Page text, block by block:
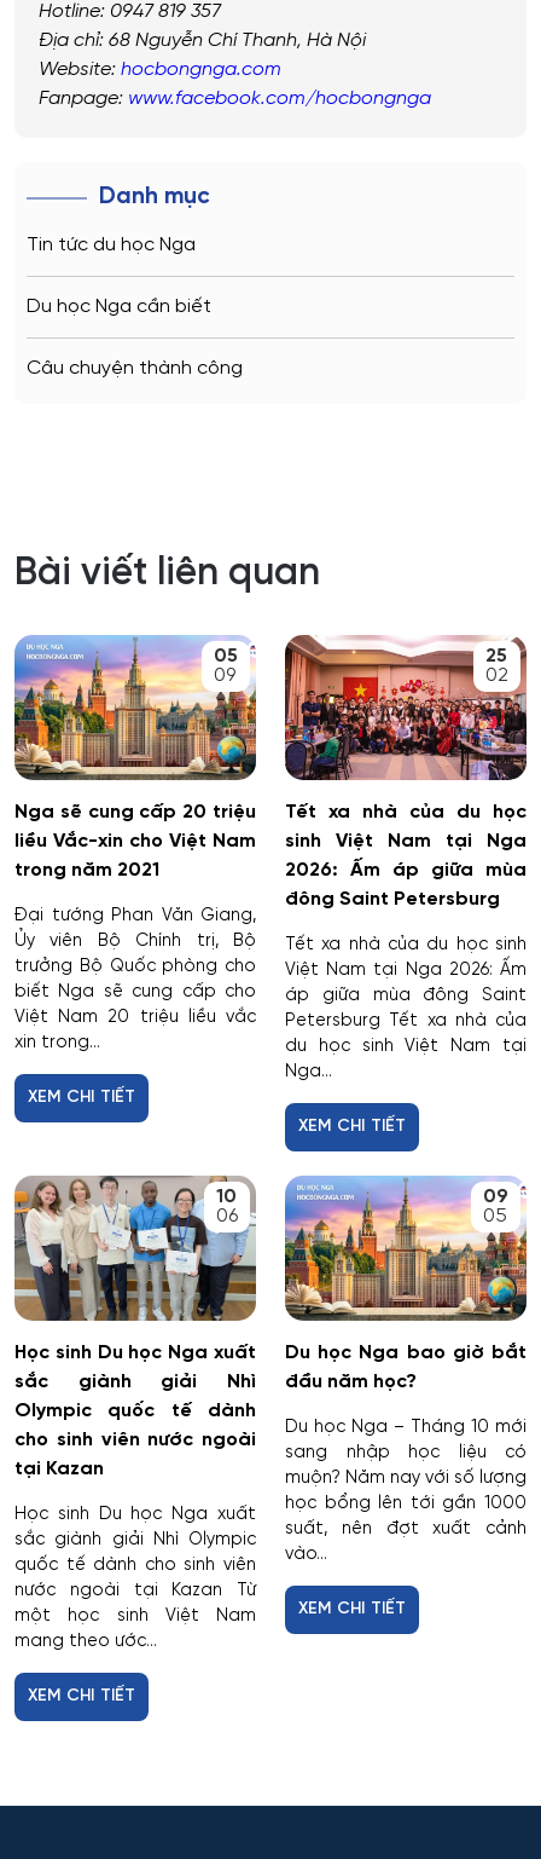
Hotline: 0947 819 357
Địa chỉ: 68 Nguyễn Chí Thanh, Hà Nội
Website: hocbongnga.com
Fanpage: www.facebook.com/hocbongnga
Danh mục
Tin tức du học Nga
Du học Nga cần biết
Câu chuyện thành công
Bài viết liên quan
05
09
Nga sẽ cung cấp 20 triệu
liều Vắc-xin cho Việt Nam
trong năm 2021
Đại tướng Phan Văn Giang,
Ủy viên Bộ Chính trị, Bộ
trưởng Bộ Quốc phòng cho
biết Nga sẽ cung cấp cho
Việt Nam 20 triệu liều vắc
xin trong...
XEM CHI TIẾT
25
02
Tết xa nhà của du học
sinh Việt Nam tại Nga
2026: Ấm áp giữa mùa
đông Saint Petersburg
Tết xa nhà của du học sinh
Việt Nam tại Nga 2026: Ấm
áp giữa mùa đông Saint
Petersburg Tết xa nhà của
du học sinh Việt Nam tại
Nga...
XEM CHI TIẾT
10
06
Học sinh Du học Nga xuất
sắc giành giải Nhì
Olympic quốc tế dành
cho sinh viên nước ngoài
tại Kazan
Học sinh Du học Nga xuất
sắc giành giải Nhì Olympic
quốc tế dành cho sinh viên
nước ngoài tại Kazan Từ
một học sinh Việt Nam
mang theo ước...
XEM CHI TIẾT
09
05
Du học Nga bao giờ bắt
đầu năm học?
Du học Nga – Tháng 10 mới
sang nhập học liệu có
muộn? Năm nay với số lượng
học bổng lên tới gần 1000
suất, nên đợt xuất cảnh
vào...
XEM CHI TIẾT